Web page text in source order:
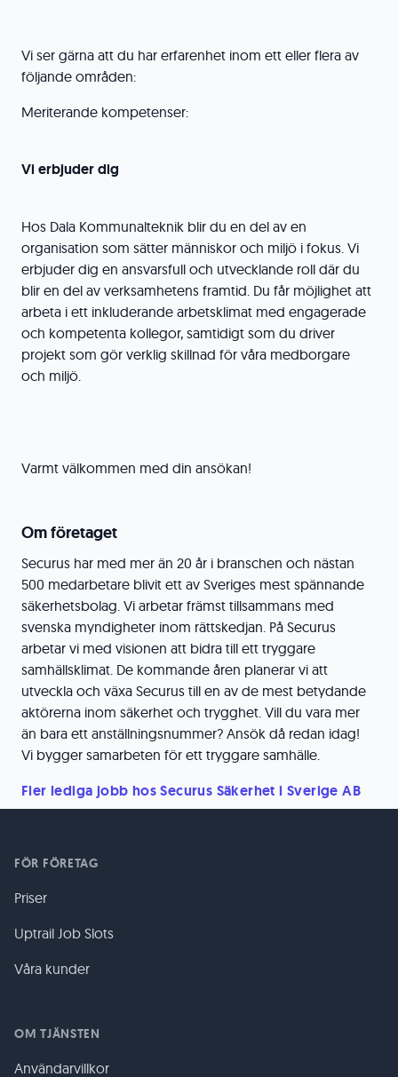
Vi ser gärna att du har erfarenhet inom ett eller flera av
följande områden:
Meriterande kompetenser:
Vi erbjuder dig
Hos Dala Kommunalteknik blir du en del av en
organisation som sätter människor och miljö i fokus. Vi
erbjuder dig en ansvarsfull och utvecklande roll där du
blir en del av verksamhetens framtid. Du får möjlighet att
arbeta i ett inkluderande arbetsklimat med engagerade
och kompetenta kollegor, samtidigt som du driver
projekt som gör verklig skillnad för våra medborgare
och miljö.
Varmt välkommen med din ansökan!
Om företaget
Securus har med mer än 20 år i branschen och nästan
500 medarbetare blivit ett av Sveriges mest spännande
säkerhetsbolag. Vi arbetar främst tillsammans med
svenska myndigheter inom rättskedjan. På Securus
arbetar vi med visionen att bidra till ett tryggare
samhällsklimat. De kommande åren planerar vi att
utveckla och växa Securus till en av de mest betydande
aktörerna inom säkerhet och trygghet. Vill du vara mer
än bara ett anställningsnummer? Ansök då redan idag!
Vi bygger samarbeten för ett tryggare samhälle.
Fler lediga jobb hos Securus Säkerhet i Sverige AB
FÖR FÖRETAG
Priser
Uptrail Job Slots
Våra kunder
OM TJÄNSTEN
Användarvillkor